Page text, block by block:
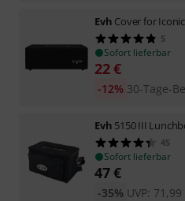
Evh Cover for
5
Sofort lieferbar
22€
30-Tage-
-12%
Evh 5150 III
45
Sofort lieferbar
47€
UVP: 71,99
-35%